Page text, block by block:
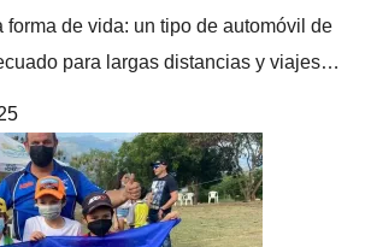
forma de vida: un tipo de automóvil de
para largas distancias y viajes…